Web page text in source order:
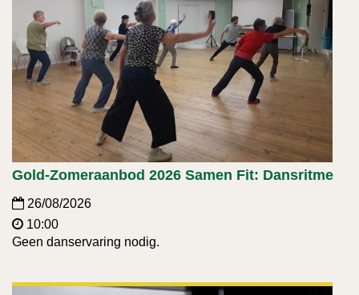
Gold-Zomeraanbod 2026 Samen Fit: Dansritme
26/08/2026
10:00
Geen danservaring nodig.